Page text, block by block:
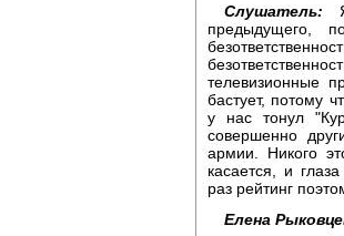
Слушатель:
предыдущего,
телевизионные
бастует, потому
у нас тонул
совершенно
армии. Никого
касается, и
раз рейтинг
Елена